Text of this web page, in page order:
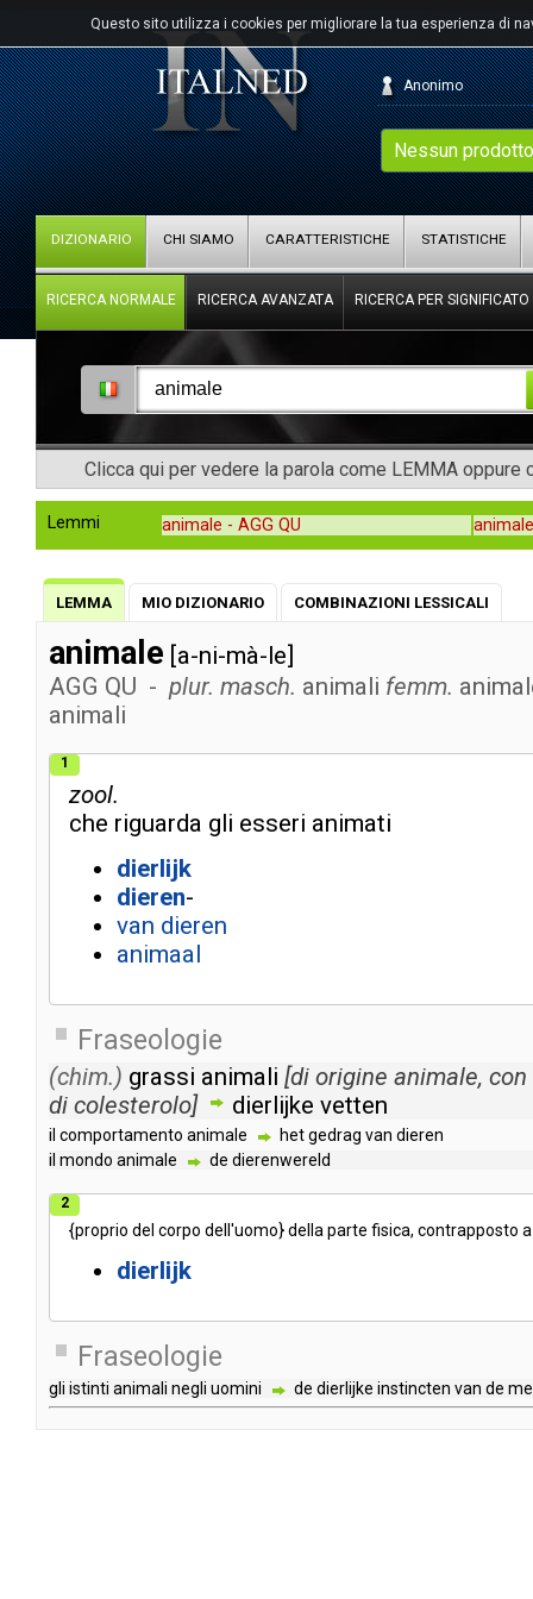
Questo sito utilizza i cookies per migliorare la tua esperienza di
Nessun
Anonimo
DIZIONARIO CHI SIAMO CARATTERISTICHE STATISTICHE
RICERCA NORMALE RICERCA AVANZATA RICERCA PER SIGNIFICATO
Clicca qui per vedere la parola come LEMMA oppure
Lemmi animale - AGG QU
LEMMA MIO DIZIONARIO COMBINAZIONI LESSICALI
animale [a-ni-mà-le]
AGG QU - plur. masch. animali femm.
animali
1
zool.
che riguarda gli esseri animati
dierlijk
dieren-
van dieren
animaal
Fraseologie
(chim.) grassi animali [di origine animale, con
di colesterolo] dierlijke vetten
il comportamento animale hetgedrag van dieren
il mondo animale de dierenwereld
2
{proprio del corpo dell'uomo}della parte fisica, contrapposto a
dierlijk
Fraseologie
gli istinti animali negli uomini de dierlijke instincten van de